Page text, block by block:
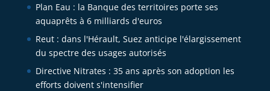
Plan Eau : la Banque des territoires porte ses
aquaprêts à 6 milliards d'euros
Reut : dans l'Hérault, Suez anticipe l'élargissement
du spectre des usages autorisés
Directive Nitrates : 35 ans après son adoption les
efforts doivent s'intensifier